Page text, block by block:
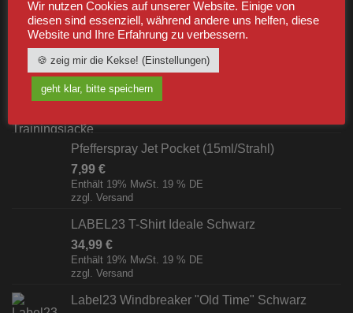
BESTSELLER
Label23 Trainingsjacke "TS 23 White"
Schwarz/Weiß [Digital]
Pfefferspray Jet Pocket (15ml/Strahl)
7,99 €
Enthält 19% MwSt. 19 % DE
zzgl. Versand
LABEL23 T-Shirt Ideale Schwarz
34,99 €
Enthält 19% MwSt. 19 % DE
zzgl. Versand
Label23 Windbreaker "Old Time" Schwarz
Wir nutzen Cookies auf unserer Website. Einige von
diesen sind essenziell, während andere uns helfen, diese
Website und Ihre Erfahrung zu verbessern.
🍪 zeig mir die Kekse! (Einstellungen)
geht klar, bitte speichern